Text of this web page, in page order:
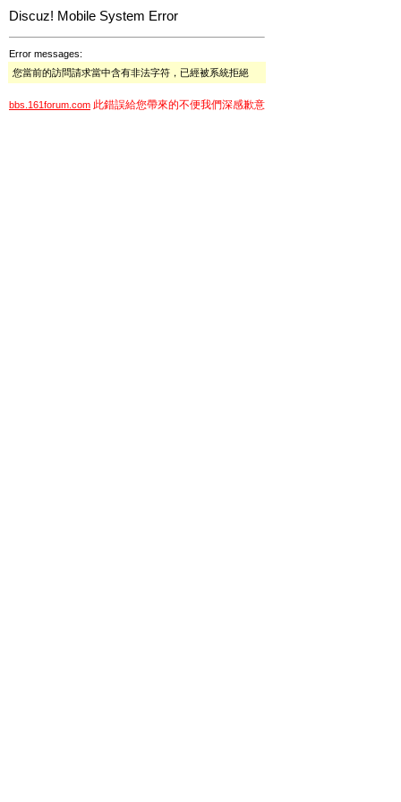
Discuz! Mobile System Error
Error messages:
您當前的訪問請求當中含有非法字符，已經被系統拒絕
bbs.161forum.com 此錯誤給您帶來的不便我們深感歉意